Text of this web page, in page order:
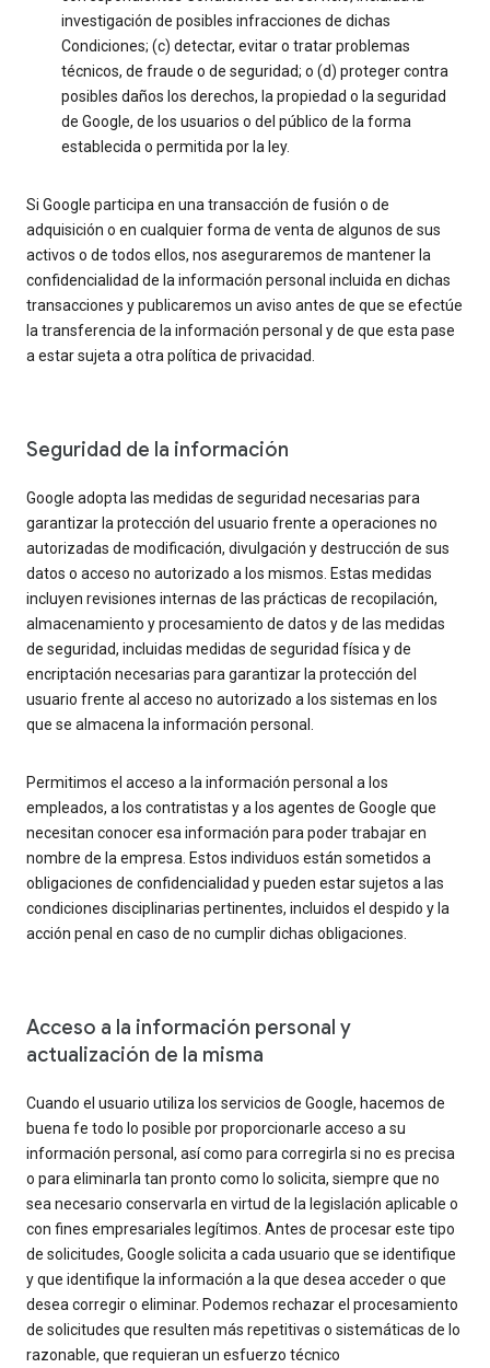
investigación de posibles infracciones de dichas
Condiciones; (c) detectar, evitar o tratar problemas
técnicos, de fraude o de seguridad; o (d) proteger contra
posibles daños los derechos, la propiedad o la seguridad
de Google, de los usuarios o del público de la forma
establecida o permitida por la ley.
Si Google participa en una transacción de fusión o de
adquisición o en cualquier forma de venta de algunos de sus
activos o de todos ellos, nos aseguraremos de mantener la
confidencialidad de la información personal incluida en dichas
transacciones y publicaremos un aviso antes de que se efectúe
la transferencia de la información personal y de que esta pase
a estar sujeta a otra política de privacidad.
Seguridad de la información
Google adopta las medidas de seguridad necesarias para
garantizar la protección del usuario frente a operaciones no
autorizadas de modificación, divulgación y destrucción de sus
datos o acceso no autorizado a los mismos. Estas medidas
incluyen revisiones internas de las prácticas de recopilación,
almacenamiento y procesamiento de datos y de las medidas
de seguridad, incluidas medidas de seguridad física y de
encriptación necesarias para garantizar la protección del
usuario frente al acceso no autorizado a los sistemas en los
que se almacena la información personal.
Permitimos el acceso a la información personal a los
empleados, a los contratistas y a los agentes de Google que
necesitan conocer esa información para poder trabajar en
nombre de la empresa. Estos individuos están sometidos a
obligaciones de confidencialidad y pueden estar sujetos a las
condiciones disciplinarias pertinentes, incluidos el despido y la
acción penal en caso de no cumplir dichas obligaciones.
Acceso a la información personal y
actualización de la misma
Cuando el usuario utiliza los servicios de Google, hacemos de
buena fe todo lo posible por proporcionarle acceso a su
información personal, así como para corregirla si no es precisa
o para eliminarla tan pronto como lo solicita, siempre que no
sea necesario conservarla en virtud de la legislación aplicable o
con fines empresariales legítimos. Antes de procesar este tipo
de solicitudes, Google solicita a cada usuario que se identifique
y que identifique la información a la que desea acceder o que
desea corregir o eliminar. Podemos rechazar el procesamiento
de solicitudes que resulten más repetitivas o sistemáticas de lo
razonable, que requieran un esfuerzo técnico